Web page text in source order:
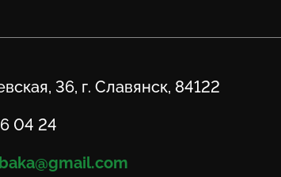
36, г. Славянск, 84122
04 24